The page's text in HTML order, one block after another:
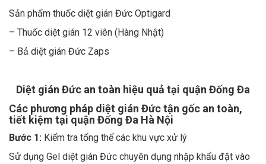
Sản phẩm thuốc diệt gián Đức Optigard
– Thuốc diệt gián 12 viên (Hàng Nhật)
– Bả diệt gián Đức Zaps
Diệt gián Đức an toàn hiệu quả tại quận Đống Đa
Các phương pháp diệt gián Đức tận gốc an toàn,
tiết kiệm tại quận Đống Đa Hà Nội
Bước 1: Kiểm tra tổng thể các khu vực xử lý
Sử dụng Gel diệt gián Đức chuyên dụng nhập khẩu đặt vào